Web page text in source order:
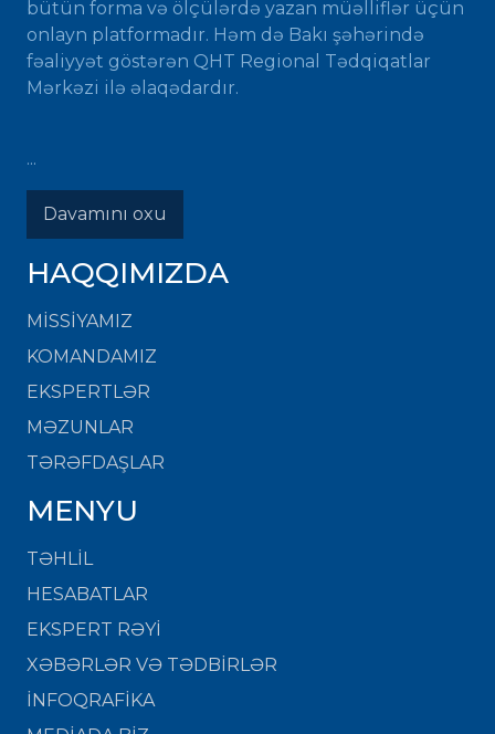
bütün forma və ölçülərdə yazan müəlliflər üçün
onlayn platformadır. Həm də Bakı şəhərində
fəaliyyət göstərən QHT Regional Tədqiqatlar
Mərkəzi ilə əlaqədardır.
...
Davamını oxu
HAQQIMIZDA
MISSIYAMIZ
KOMANDAMIZ
EKSPERTLƏR
MƏZUNLAR
TƏRƏFDAŞLAR
MENYU
TƏHLİL
HESABATLAR
EKSPERT RƏYİ
XƏBƏRLƏR VƏ TƏDBİRLƏR
İNFOQRAFİKA